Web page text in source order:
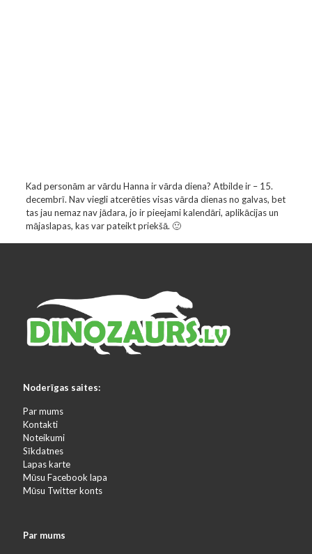
Kad personām ar vārdu Hanna ir vārda diena? Atbilde ir – 15.
decembrī. Nav viegli atcerēties visas vārda dienas no galvas, bet
tas jau nemaz nav jādara, jo ir pieejami kalendāri, aplikācijas un
mājaslapas, kas var pateikt priekšā. 🙂
Noderīgas saites:
Par mums
Kontakti
Noteikumi
Sīkdatnes
Lapas karte
Mūsu Facebook lapa
Mūsu Twitter konts
Par mums